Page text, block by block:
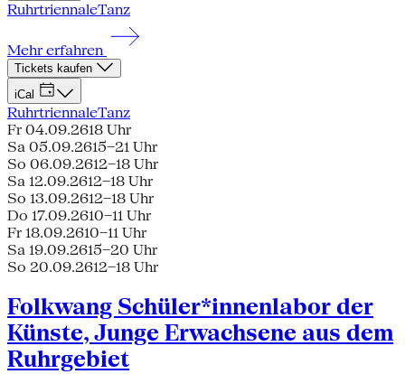
RuhrtriennaleTanz
Mehr erfahren
Tickets kaufen
iCal
RuhrtriennaleTanz
Fr 04.09.2618 Uhr
Sa 05.09.2615–21 Uhr
So 06.09.2612–18 Uhr
Sa 12.09.2612–18 Uhr
So 13.09.2612–18 Uhr
Do 17.09.2610–11 Uhr
Fr 18.09.2610–11 Uhr
Sa 19.09.2615–20 Uhr
So 20.09.2612–18 Uhr
Folkwang Schüler*innenlabor der
Künste, Junge Erwachsene aus dem
Ruhrgebiet